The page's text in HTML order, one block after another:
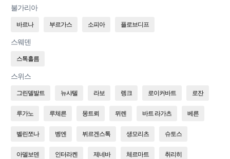
불가리아
바르나 부르가스 소피아 플로브디프
스웨덴
스톡홀름
스위스
그린델발트 뉴샤텔 라보 렝크 로이커바트 로잔
루가노 루체른 몽트뢰 뮈렌 바트 라가츠 베른
벨린쪼나 벵엔 뷔르겐스톡 생모리츠 슈토스
아델보덴 인터라켄 제네바 체르마트 취리히